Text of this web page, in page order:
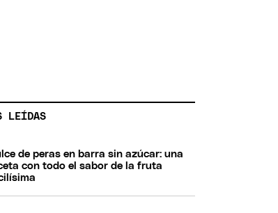
LEÍDAS
de peras en barra sin azúcar: una
con todo el sabor de la fruta